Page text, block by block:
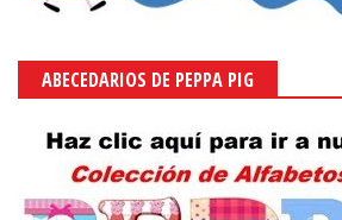
ABECEDARIOS DE PEPPA PIG